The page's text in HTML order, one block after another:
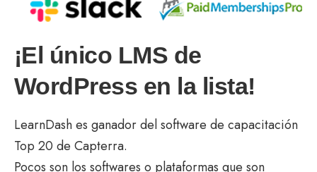
¡El único LMS de
WordPress en la lista!
LearnDash es ganador del software de capacitación
Top 20 de Capterra.
Pocos son los softwares o plataformas que son